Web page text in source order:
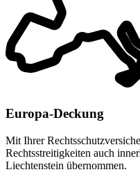
Europa-Deckung
Mit Ihrer
Rechtsstreitigkeiten auch
Liechtenstein übernommen.